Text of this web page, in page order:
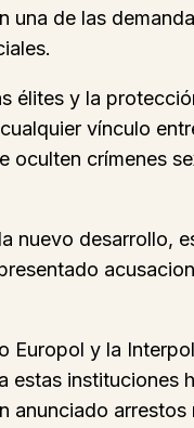
de las
élites y la
vínculo
crímenes
nuevo desarrollo,
y la
estas
anunciado